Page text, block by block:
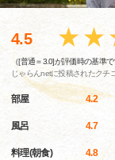
4.5
（[普通＝3.0]が評価時の基準で
じゃらんnetに投稿されたクチ
部屋 4.2
風呂 4.7
料理(朝食) 4.8